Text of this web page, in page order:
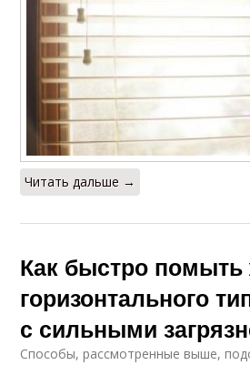
Читать дальше →
Как быстро
горизонтального
с сильными
Способы, рассмотренные выше,